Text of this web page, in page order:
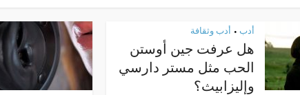
أدب • أدب وثقافة
هل عرفت جين أوستن
الحب مثل مستر دارسي
وإليزابيث؟